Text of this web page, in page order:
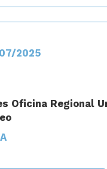
2025
Oficina Regional